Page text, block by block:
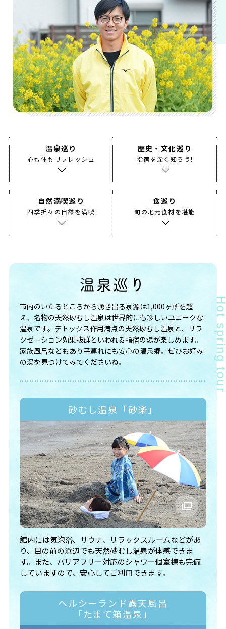
温泉巡り
心も体もリフレッシュ
歴史・文化巡り
指宿を深く知ろう!
自然満喫巡り
四季折々の自然を満喫
食巡り
旬の地元食材を堪能
温泉巡り
市内のいたるところから湧き出る泉源は1,000ヶ所を超
え、名物の天然砂むし温泉は世界的にも珍しいユニークな
温泉です。デトックス作用満点の天然砂むし温泉と、リラ
クゼーション効果抜群といわれる指宿の湯が楽しめます。
家族風呂などもあり子連れにも安心の温泉郷。ぜひお好み
の湯を見つけてみてくださいね。
砂むし温泉「砂楽」
館内には気泡浴、サウナ、リラックスルームなどがあ
り、目の前の浜辺でも天然砂むし温泉が体感できま
す。また、バリアフリー対応のシャワー個室棟も完備
していますので、安心してご利用できます。
ヘルシーランド露天風呂
「たまて箱温泉」